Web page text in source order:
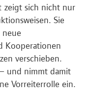
zeigt sich nicht nur
Sie
Kooperationen
verschieben.
und nimmt damit
Vorreiterrolle ein.